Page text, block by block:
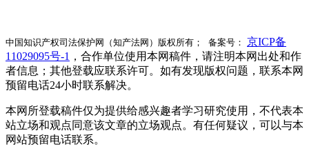
中国知识产权司法保护网（知产法网）版权所有； 备案号： 京ICP备
11029095号-1 ，合作单位使用本网稿件，请注明本网出处和作
者信息；其他登载应联系许可。如有发现版权问题，联系本网
预留电话24小时联系解决。
本网所登载稿件仅为提供给感兴趣者学习研究使用，不代表本
站立场和观点同意该文章的立场观点。有任何疑议，可以与本
网站预留电话联系。